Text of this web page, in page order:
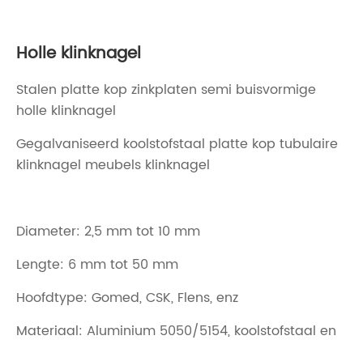
Holle klinknagel
Stalen platte kop zinkplaten semi buisvormige
holle klinknagel
Gegalvaniseerd koolstofstaal platte kop tubulaire
klinknagel meubels klinknagel
Diameter: 2,5 mm tot 10 mm
Lengte: 6 mm tot 50 mm
Hoofdtype: Gomed, CSK, Flens, enz
Materiaal: Aluminium 5050/5154, koolstofstaal en